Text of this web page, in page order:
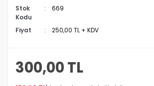
Stok
Kodu
669
Fiyat 250,00 TL + KDV
300,00 TL